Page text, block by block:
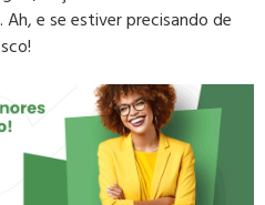
e se estiver precisando de